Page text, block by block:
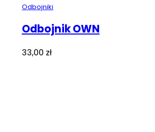
Odbojniki
Odbojnik OWN
33,00 zł